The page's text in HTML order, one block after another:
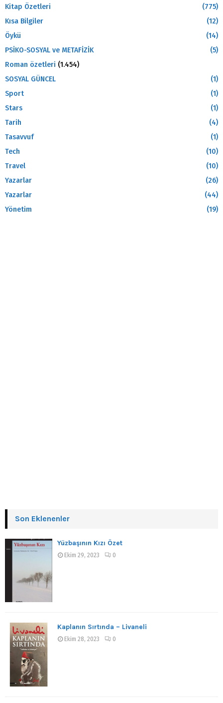
Kitap Özetleri
(775)
Kısa Bilgiler
(12)
Öykü
(14)
PSİKO-SOSYAL ve METAFİZİK
(5)
Roman özetleri (1.454)
SOSYAL GÜNCEL
(1)
Sport
(1)
Stars
(1)
Tarih
(4)
Tasavvuf
(1)
Tech
(10)
Travel
(10)
Yazarlar
(26)
Yazarlar
(44)
Yönetim
(19)
Son Eklenenler
Yüzbaşının Kızı Özet
Ekim 29, 2023 0
Kaplanın Sırtında – Livaneli
Ekim 28, 2023 0